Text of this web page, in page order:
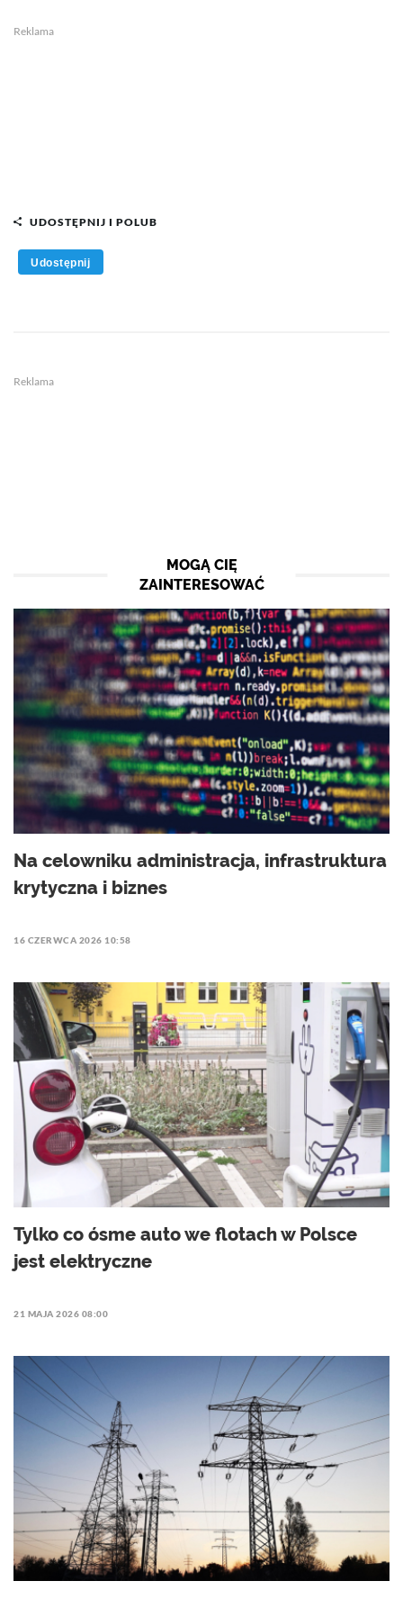
Reklama
UDOSTĘPNIJ I POLUB
Udostępnij
Reklama
MOGĄ CIĘ
ZAINTERESOWAĆ
Na celowniku administracja, infrastruktura
krytyczna i biznes
16 CZERWCA 2026 10:58
Tylko co ósme auto we flotach w Polsce
jest elektryczne
21 MAJA 2026 08:00